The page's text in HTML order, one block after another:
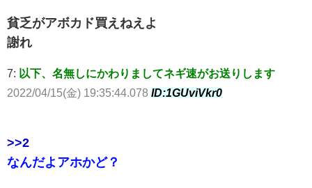
貧乏がアボカド買えねえよ
謝れ
7: 以下、名無しにかわりましてネギ速がお送りします
2022/04/15(金) 19:35:44.078 ID:1GUviVkr0
>>2
なんだよアホかど？